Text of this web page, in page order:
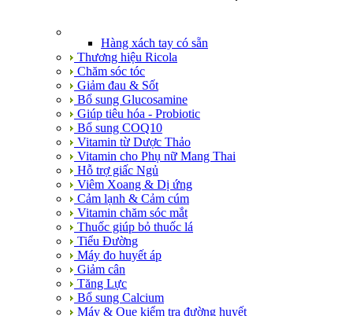
Hàng xách tay có sẵn
Thương hiệu Ricola
Chăm sóc tóc
Giảm đau & Sốt
Bổ sung Glucosamine
Giúp tiêu hóa - Probiotic
Bổ sung COQ10
Vitamin từ Dược Thảo
Vitamin cho Phụ nữ Mang Thai
Hỗ trợ giấc Ngủ
Viêm Xoang & Dị ứng
Cảm lạnh & Cảm cúm
Vitamin chăm sóc mắt
Thuốc giúp bỏ thuốc lá
Tiểu Đường
Máy đo huyết áp
Giảm cân
Tăng Lực
Bổ sung Calcium
Máy & Que kiểm tra đường huyết